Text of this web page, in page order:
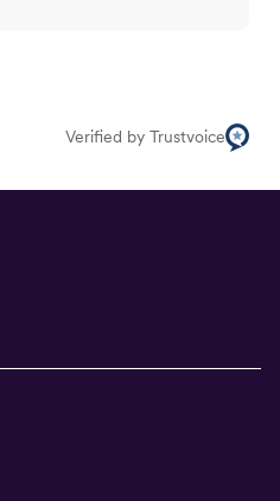
Verified by Trustvoice